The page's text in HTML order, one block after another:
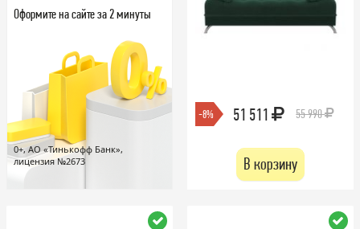
Оформите на сайте за 2 минуты
0+, АО «Тинькофф Банк»,
лицензия №2673
-8% 51 511 55 990
В корзину